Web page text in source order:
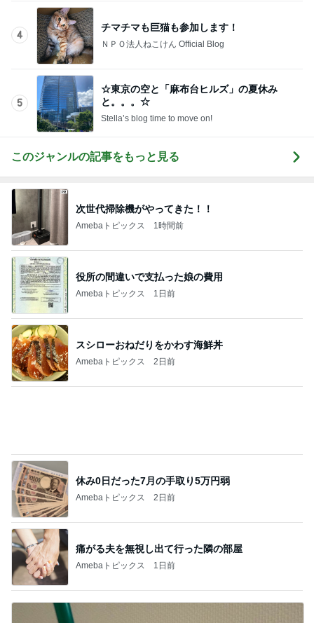
5
☆東京の空と「麻布台ヒルズ」の夏休み
と。。。☆
Stella’s blog time to move on!
このジャンルの記事をもっと見る
Amebaトピックス 1時間前
役所の間違いで支払った娘の費用
Amebaトピックス 1日前
スシローおねだりをかわす海鮮丼
Amebaトピックス 2日前
休み0日だった7月の手取り5万円弱
Amebaトピックス 2日前